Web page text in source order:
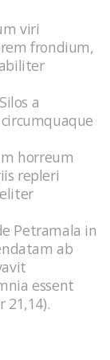
viri
frondium,
a
horreum
repleri
Petramala in
ab
essent
21,14).